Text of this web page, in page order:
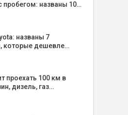
пробегом: названы 10…
названы 7
которые дешевле…
проехать 100 км в
дизель, газ…